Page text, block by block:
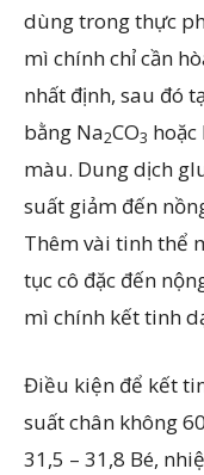
dùng trong thực
mì chính chỉ cần
nhất định, sau đó
bằng Na2CO3 hoặc
màu. Dung dịch
suất giảm đến
Thêm vài tinh thể
tục cô đặc đến
mì chính kết tinh
Điều kiện để kết
suất chân không
31,5 – 31,8 Bé,